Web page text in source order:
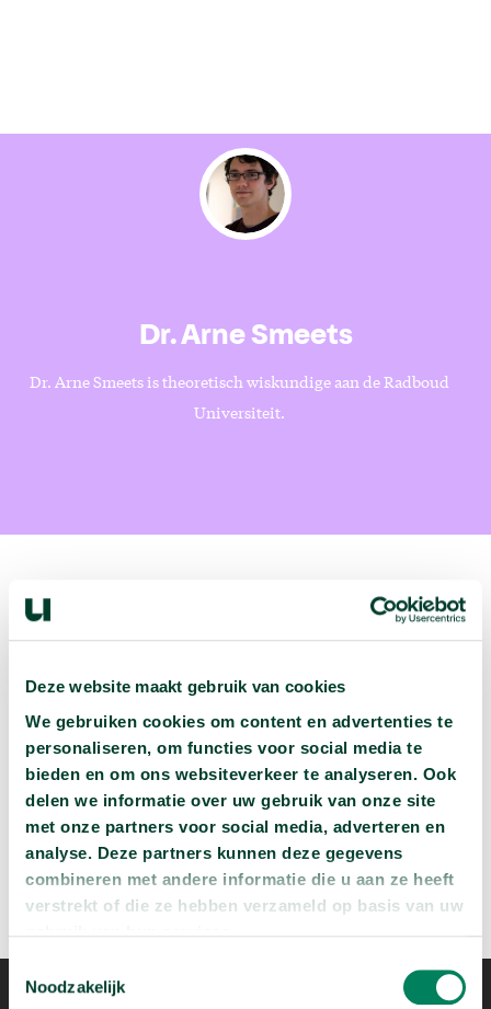
Deze website maakt gebruik van cookies
We gebruiken cookies om content en advertenties te
personaliseren, om functies voor social media te
bieden en om ons websiteverkeer te analyseren. Ook
delen we informatie over uw gebruik van onze site
met onze partners voor social media, adverteren en
analyse. Deze partners kunnen deze gegevens
combineren met andere informatie die u aan ze heeft
verstrekt of die ze hebben verzameld op basis van uw
Toestemmingsselectie
Noodzakelijk
Dr. Arne Smeets
Dr. Arne Smeets is theoretisch wiskundige aan de Radboud
Universiteit.
Volgende podcast:
Wat zijn jouw naam en bsn-nummer waard?
arrow_forward